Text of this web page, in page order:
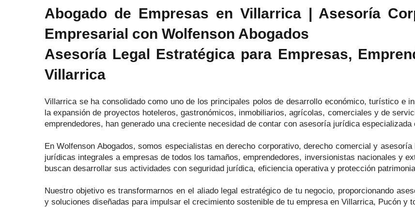
Abogado de Empresas en Villarrica | Asesoría
Empresarial con Wolfenson Abogados
Asesoría Legal Estratégica para Empresas,
Villarrica
Villarrica se ha consolidado como uno de los principales polos de desarrollo económico, turístico e
la expansión de proyectos hoteleros, gastronómicos, inmobiliarios, agrícolas, comerciales y de
emprendedores, han generado una creciente necesidad de contar con asesoría jurídica
En Wolfenson Abogados, somos especialistas en derecho corporativo, derecho comercial y
jurídicas integrales a empresas de todos los tamaños, emprendedores, inversionistas nacionales y
buscan desarrollar sus actividades con seguridad jurídica, eficiencia operativa y protección
Nuestro objetivo es transformarnos en el aliado legal estratégico de tu negocio, proporcionando
y soluciones diseñadas para impulsar el crecimiento sostenible de tu empresa en Villarrica, Pucón y